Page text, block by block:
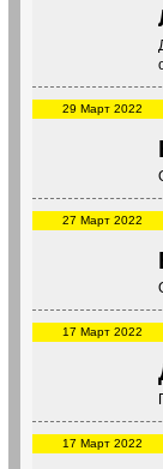
29 Март 2022
27 Март 2022
17 Март 2022
17 Март 2022